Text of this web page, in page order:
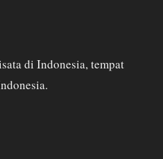
di Indonesia, tempat